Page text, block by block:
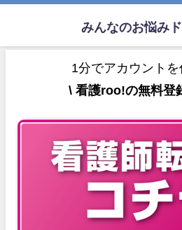
みんなのお悩み
1分でアカウントを
\ 看護roo!の無料登